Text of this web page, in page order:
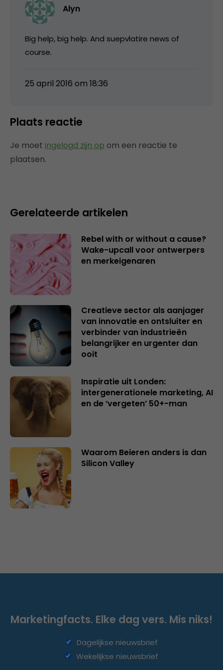
Alyn
Big help, big help. And suepvlatire news of
course.
25 april 2016 om 18:36
Plaats reactie
Je moet ingelogd zijn op om een reactie te
plaatsen.
Gerelateerde artikelen
Rebel with or without a cause?
Wake-upcall voor ontwerpers
en merkeigenaren
Creatieve sector als aanjager
van innovatie en ontsluiter en
verbinder van industrieën
belangrijker en urgenter dan
ooit
Inspiratie uit Londen:
intergenerationele marketing, AI
en de ‘vergeten’ 50+-man
Waarom Beieren anders is dan
Silicon Valley
Marketingfacts. Elke dag vers. Mis niks!
Dagelijkse nieuwsbrief
Wekelijkse nieuwsbrief